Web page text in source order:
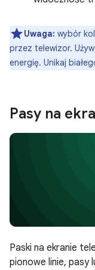
Uwaga: wybór
przez telewizor.
energię. Unikaj
Pasy na
Paski na ekranie
pionowe linie, pasy